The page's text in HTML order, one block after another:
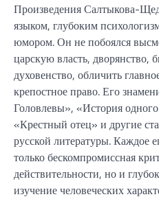
Произведения Салтыкова-
языком, глубоким
юмором. Он не побоялся
царскую власть,
духовенство, обличить
крепостное право. Его
Головлевы», «История
«Крестный отец» и другие
русской литературы. Каждое
только бескомпромиссная
действительности, но и
изучение человеческих